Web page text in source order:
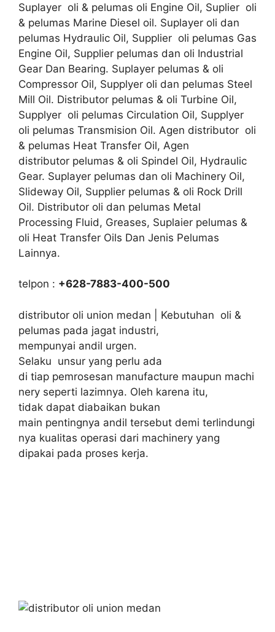
Suplayer oli & pelumas oli Engine Oil, Suplier oli
& pelumas Marine Diesel oil. Suplayer oli dan
pelumas Hydraulic Oil, Supplier oli pelumas Gas
Engine Oil, Supplier pelumas dan oli Industrial
Gear Dan Bearing. Suplayer pelumas & oli
Compressor Oil, Supplyer oli dan pelumas Steel
Mill Oil. Distributor pelumas & oli Turbine Oil,
Supplyer oli pelumas Circulation Oil, Supplyer
oli pelumas Transmision Oil. Agen distributor oli
& pelumas Heat Transfer Oil, Agen
distributor pelumas & oli Spindel Oil, Hydraulic
Gear. Suplayer pelumas dan oli Machinery Oil,
Slideway Oil, Supplier pelumas & oli Rock Drill
Oil. Distributor oli dan pelumas Metal
Processing Fluid, Greases, Suplaier pelumas &
oli Heat Transfer Oils Dan Jenis Pelumas
Lainnya.
telpon : +628-7883-400-500
distributor oli union medan | Kebutuhan oli &
pelumas pada jagat industri,
mempunyai andil urgen.
Selaku unsur yang perlu ada
di tiap pemrosesan manufacture maupun machi
nery seperti lazimnya. Oleh karena itu,
tidak dapat diabaikan bukan
main pentingnya andil tersebut demi terlindungi
nya kualitas operasi dari machinery yang
dipakai pada proses kerja.